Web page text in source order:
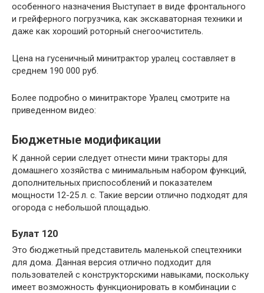
особенного назначения Выступает в виде фронтального
и грейферного погрузчика, как экскаваторная техники и
даже как хороший роторный снегоочиститель.
Цена на гусеничный минитрактор уралец составляет в
среднем 190 000 руб.
Более подробно о минитракторе Уралец смотрите на
приведенном видео:
Бюджетные модификации
К данной серии следует отнести мини тракторы для
домашнего хозяйства с минимальным набором функций,
дополнительных приспособлений и показателем
мощности 12-25 л. с. Такие версии отлично подходят для
огорода с небольшой площадью.
Булат 120
Это бюджетный представитель маленькой спецтехники
для дома. Данная версия отлично подходит для
пользователей с конструкторскими навыками, поскольку
имеет возможность функционировать в комбинации с